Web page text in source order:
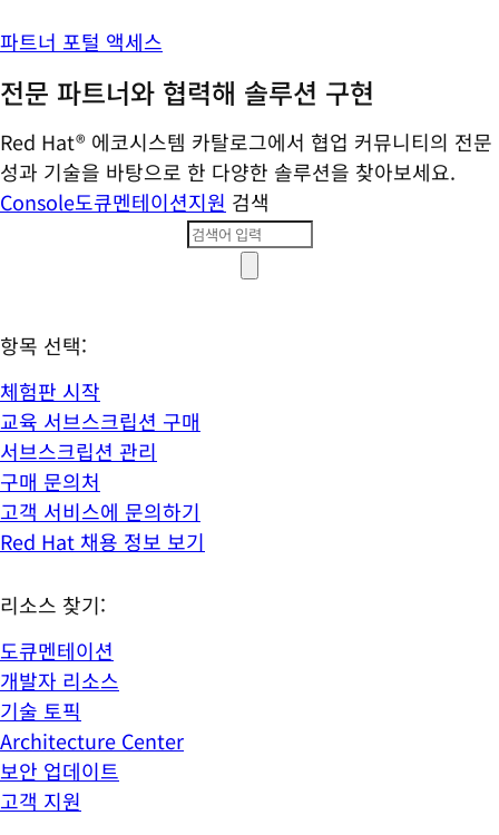
파트너 포털 액세스
전문 파트너와 협력해 솔루션 구현
Red Hat® 에코시스템 카탈로그에서 협업 커뮤니티의 전문
성과 기술을 바탕으로 한 다양한 솔루션을 찾아보세요.
Console도큐멘테이션지원 검색
항목 선택:
체험판 시작
교육 서브스크립션 구매
서브스크립션 관리
구매 문의처
고객 서비스에 문의하기
Red Hat 채용 정보 보기
리소스 찾기:
도큐멘테이션
개발자 리소스
기술 토픽
Architecture Center
보안 업데이트
고객 지원